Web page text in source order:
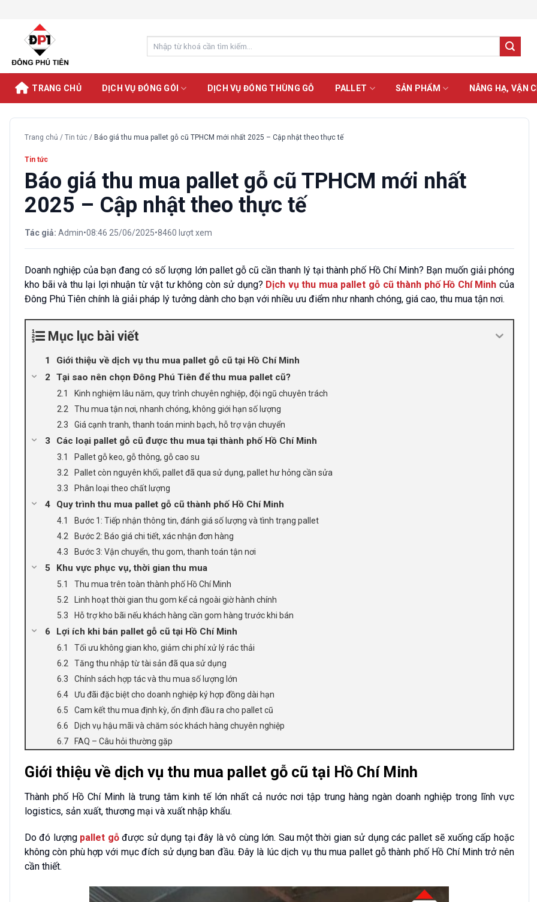
for:
TRANG CHỦ DỊCH VỤ ĐÓNG GÓI DỊCH VỤ ĐÓNG THÙNG GỖ PALLET SẢN PHẨM NÂNG HẠ, VẬN
Trang chủ / Tin tức / Báo giá thu mua pallet gỗ cũ TPHCM mới nhất 2025 – Cập nhật theo thực tế
Tin tức
Báo giá thu mua pallet gỗ cũ TPHCM mới nhất
2025 – Cập nhật theo thực tế
Tác giả: Admin•08:46 25/06/2025•8460 lượt xem
Doanh nghiệp của bạn đang có số lượng lớn pallet gỗ cũ cần thanh lý tại thành phố Hồ Chí Minh? Bạn muốn giải phóng
kho bãi và thu lại lợi nhuận từ vật tư không còn sử dụng? Dịch vụ thu mua pallet gỗ cũ thành phố Hồ Chí Minh của
Đông Phú Tiên chính là giải pháp lý tưởng dành cho bạn với nhiều ưu điểm như nhanh chóng, giá cao, thu mua tận nơi.
Mục lục bài viết
Giới thiệu về dịch vụ thu mua pallet gỗ cũ tại Hồ Chí Minh
Tại sao nên chọn Đông Phú Tiên để thu mua pallet cũ?
Kinh nghiệm lâu năm, quy trình chuyên nghiệp, đội ngũ chuyên trách
Thu mua tận nơi, nhanh chóng, không giới hạn số lượng
Giá cạnh tranh, thanh toán minh bạch, hỗ trợ vận chuyển
Các loại pallet gỗ cũ được thu mua tại thành phố Hồ Chí Minh
Pallet gỗ keo, gỗ thông, gỗ cao su
Pallet còn nguyên khối, pallet đã qua sử dụng, pallet hư hỏng cần sửa
Phân loại theo chất lượng
Quy trình thu mua pallet gỗ cũ thành phố Hồ Chí Minh
Bước 1: Tiếp nhận thông tin, đánh giá số lượng và tình trạng pallet
Bước 2: Báo giá chi tiết, xác nhận đơn hàng
Bước 3: Vận chuyển, thu gom, thanh toán tận nơi
Khu vực phục vụ, thời gian thu mua
Thu mua trên toàn thành phố Hồ Chí Minh
Linh hoạt thời gian thu gom kể cả ngoài giờ hành chính
Hỗ trợ kho bãi nếu khách hàng cần gom hàng trước khi bán
Lợi ích khi bán pallet gỗ cũ tại Hồ Chí Minh
Tối ưu không gian kho, giảm chi phí xử lý rác thải
Tăng thu nhập từ tài sản đã qua sử dụng
Chính sách hợp tác và thu mua số lượng lớn
Ưu đãi đặc biệt cho doanh nghiệp ký hợp đồng dài hạn
Cam kết thu mua định kỳ, ổn định đầu ra cho pallet cũ
Dịch vụ hậu mãi và chăm sóc khách hàng chuyên nghiệp
FAQ – Câu hỏi thường gặp
Giới thiệu về dịch vụ thu mua pallet gỗ cũ tại Hồ Chí Minh
Thành phố Hồ Chí Minh là trung tâm kinh tế lớn nhất cả nước nơi tập trung hàng ngàn doanh nghiệp trong lĩnh vực
logistics, sản xuất, thương mại và xuất nhập khẩu.
Do đó lượng pallet gỗđược sử dụng tại đây là vô cùng lớn. Sau một thời gian sử dụng các pallet sẽ xuống cấp hoặc
không còn phù hợp với mục đích sử dụng ban đầu. Đây là lúc dịch vụ thu mua pallet gỗ thành phố Hồ Chí Minh trở nên
cần thiết.